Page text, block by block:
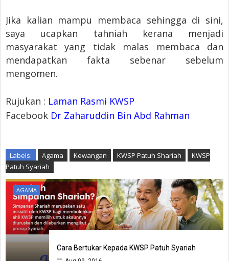
Jika kalian mampu membaca sehingga di sini,
saya ucapkan tahniah kerana menjadi
masyarakat yang tidak malas membaca dan
mendapatkan fakta sebenar sebelum
mengomen.
Rujukan : Laman Rasmi KWSP
Facebook Dr Zaharuddin Bin Abd Rahman
Labels: Agama Kewangan KWSP Patuh Shariah
KWSP
Patuh Syariah
AGAMA
Cara Bertukar Kepada KWSP Patuh Syariah